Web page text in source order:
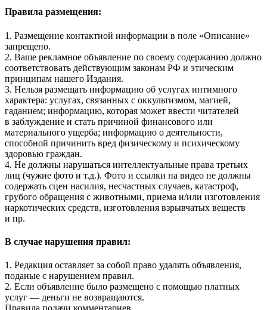
Правила размещения:
1. Размещение контактной информации в поле «Описание»
запрещено.
2. Ваше рекламное объявление по своему содержанию должно
соответствовать действующим законам РФ и этическим
принципам нашего Издания.
3. Нельзя размещать информацию об услугах интимного
характера: услугах, связанных с оккультизмом, магией,
гаданием; информацию, которая может ввести читателей
в заблуждение и стать причиной финансового или
материального ущерба; информацию о деятельности,
способной причинить вред физическому и психическому
здоровью граждан.
4. Не должны нарушаться интеллектуальные права третьих
лиц (чужие фото и т.д.). Фото и ссылки на видео не должны
содержать сцен насилия, несчастных случаев, катастроф,
грубого обращения с животными, приема и/или изготовления
наркотических средств, изготовления взрывчатых веществ
и пр.
В случае нарушения правил:
1. Редакция оставляет за собой право удалять объявления,
поданые с нарушением правил.
2. Если объявление было размещено с помощью платных
услуг — деньги не возвращаются.